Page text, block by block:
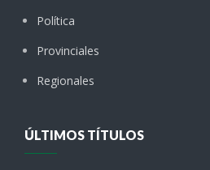
Política
Provinciales
Regionales
ÚLTIMOS TÍTULOS